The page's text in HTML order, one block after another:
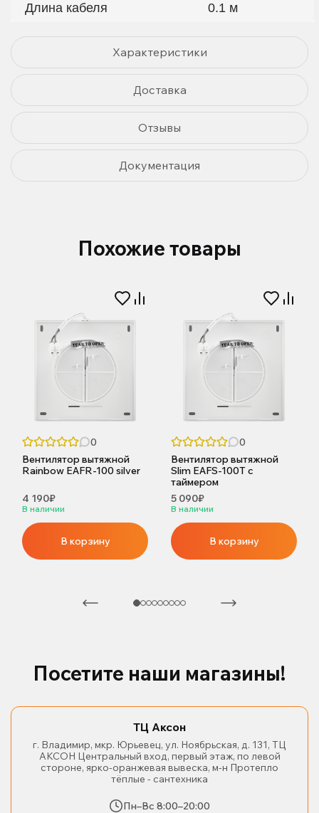
Длина кабеля 0.1 м
Характеристики
Доставка
Отзывы
Документация
Похожие товары
0
Вентилятор вытяжной
Rainbow EAFR-100 silver
4 190₽
В наличии
В корзину
0
Вентилятор вытяжной
Slim EAFS-100T с
таймером
5 090₽
В наличии
В корзину
Посетите наши магазины!
ТЦ Аксон
г. Владимир, мкр. Юрьевец, ул. Ноябрьская, д. 131, ТЦ
АКСОН Центральный вход, первый этаж, по левой
стороне, ярко-оранжевая вывеска, м-н Протепло
тёплые - сантехника
Пн–Вс 8:00–20:00